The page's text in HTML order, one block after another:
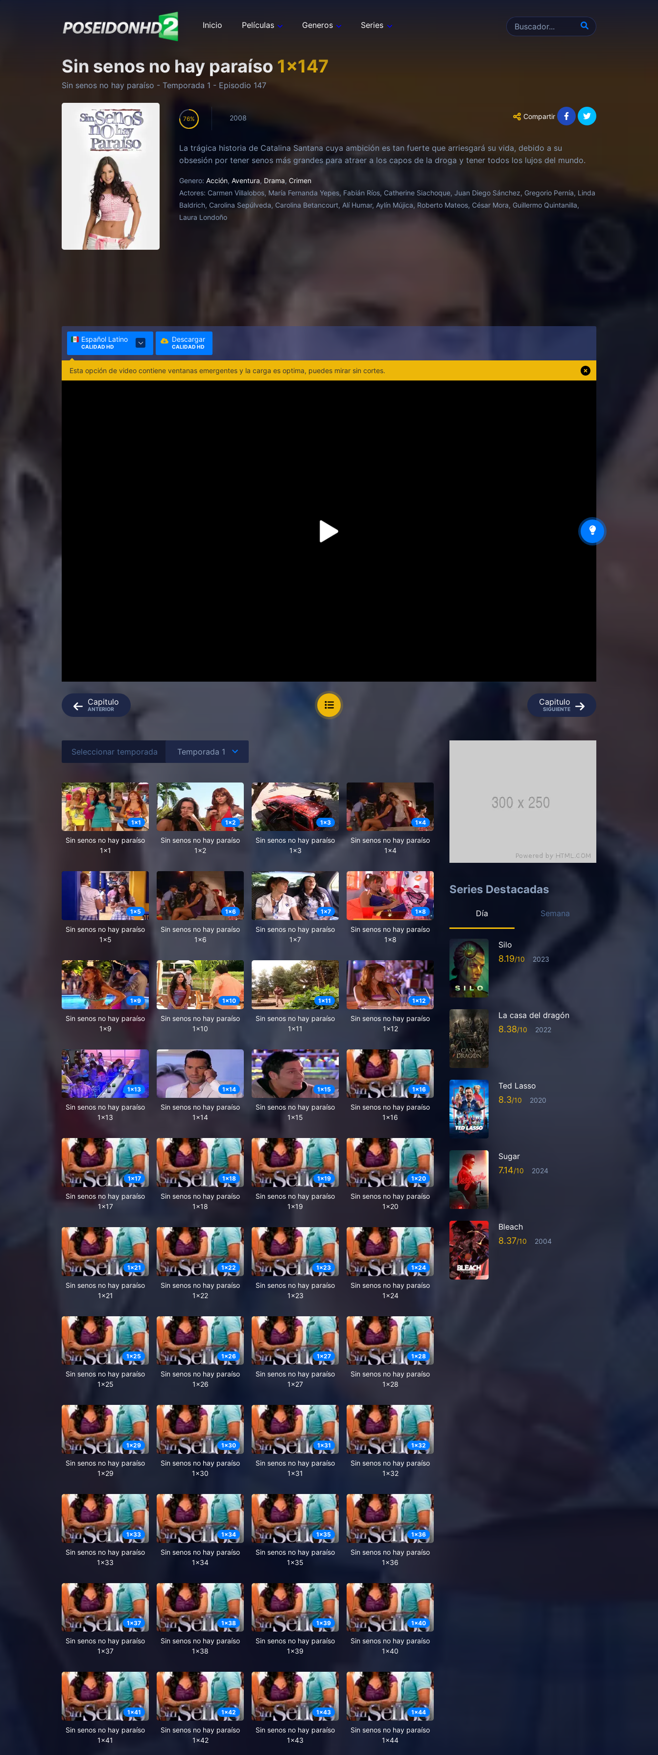
Inicio Películas Generos Series
Sin senos no hay paraíso 1x147
Sin senos no hay paraíso - Temporada 1 - Episodio 147
76 2008 Compartir
La trágica historia de Catalina Santana cuya ambición es tan fuerte que arriesgará su vida, debido a su
obsesión por tener senos más grandes para atraer a los capos de la droga y tener todos los lujos del mundo.
Genero: Acción, Aventura, Drama, Crimen
Actores: Carmen Villalobos, María Fernanda Yepes, Fabián Ríos, Catherine Siachoque, Juan Diego Sánchez, Gregorio Pernía, Linda
Baldrich, Carolina Sepúlveda, Carolina Betancourt, Alí Humar, Aylín Mújica, Roberto Mateos, César Mora, Guillermo Quintanilla,
Laura Londoño
Español Latino
CALIDAD HD
Descargar
CALIDAD HD
Esta opción de video contiene ventanas emergentes y la carga es optima, puedes mirar sin cortes.
Capitulo
ANTERIOR
Capitulo
SIGUIENTE
Seleccionar temporada
1x1
Sin senos no hay paraíso
1x1
1x2
Sin senos no hay paraíso
1x2
1x3
Sin senos no hay paraíso
1x3
1x4
Sin senos no hay paraíso
1x4
1x5
Sin senos no hay paraíso
1x5
1x6
Sin senos no hay paraíso
1x6
1x7
Sin senos no hay paraíso
1x7
1x8
Sin senos no hay paraíso
1x8
1x9
Sin senos no hay paraíso
1x9
1x10
Sin senos no hay paraíso
1x10
1x11
Sin senos no hay paraíso
1x11
1x12
Sin senos no hay paraíso
1x12
1x13
Sin senos no hay paraíso
1x13
1x14
Sin senos no hay paraíso
1x14
1x15
Sin senos no hay paraíso
1x15
1x16
Sin senos no hay paraíso
1x16
1x17
Sin senos no hay paraíso
1x17
1x18
Sin senos no hay paraíso
1x18
1x19
Sin senos no hay paraíso
1x19
1x20
Sin senos no hay paraíso
1x20
1x21
Sin senos no hay paraíso
1x21
1x22
Sin senos no hay paraíso
1x22
1x23
Sin senos no hay paraíso
1x23
1x24
Sin senos no hay paraíso
1x24
1x25
Sin senos no hay paraíso
1x25
1x26
Sin senos no hay paraíso
1x26
1x27
Sin senos no hay paraíso
1x27
1x28
Sin senos no hay paraíso
1x28
1x29
Sin senos no hay paraíso
1x29
1x30
Sin senos no hay paraíso
1x30
1x31
Sin senos no hay paraíso
1x31
1x32
Sin senos no hay paraíso
1x32
1x33
Sin senos no hay paraíso
1x33
1x34
Sin senos no hay paraíso
1x34
1x35
Sin senos no hay paraíso
1x35
1x36
Sin senos no hay paraíso
1x36
1x37
Sin senos no hay paraíso
1x37
1x38
Sin senos no hay paraíso
1x38
1x39
Sin senos no hay paraíso
1x39
1x40
Sin senos no hay paraíso
1x40
1x41
Sin senos no hay paraíso
1x41
1x42
Sin senos no hay paraíso
1x42
1x43
Sin senos no hay paraíso
1x43
1x44
Sin senos no hay paraíso
1x44
Series Destacadas
Día Semana
Silo
8.19 2023
La casa del dragón
8.38 2022
Ted Lasso
8.3 2020
Sugar
7.14 2024
Bleach
8.37 2004